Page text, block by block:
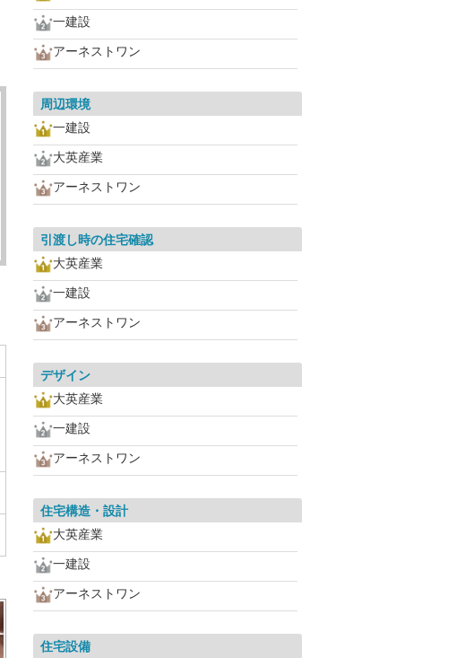
一建設
アーネストワン
周辺環境
一建設
大英産業
アーネストワン
引渡し時の住宅確認
大英産業
一建設
アーネストワン
デザイン
大英産業
一建設
アーネストワン
住宅構造・設計
大英産業
一建設
アーネストワン
住宅設備